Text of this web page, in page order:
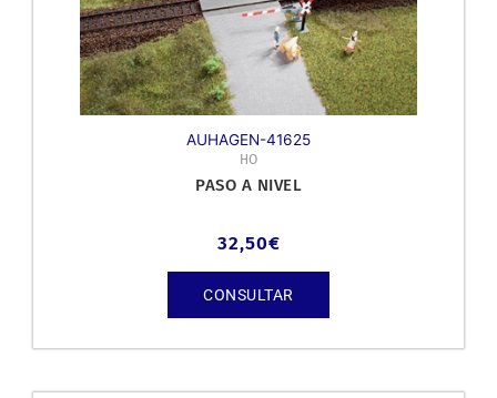
AUHAGEN-41625
HO
PASO A NIVEL
32,50€
CONSULTAR